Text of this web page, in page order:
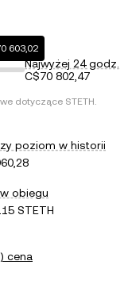
603,02
Najwyżej 24 godz.
C$70 802,47
dotyczące STETH.
poziom w historii
obiegu
STETH
) cena